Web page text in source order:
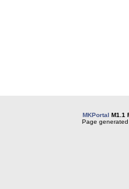
MKPortal M1.1
Page